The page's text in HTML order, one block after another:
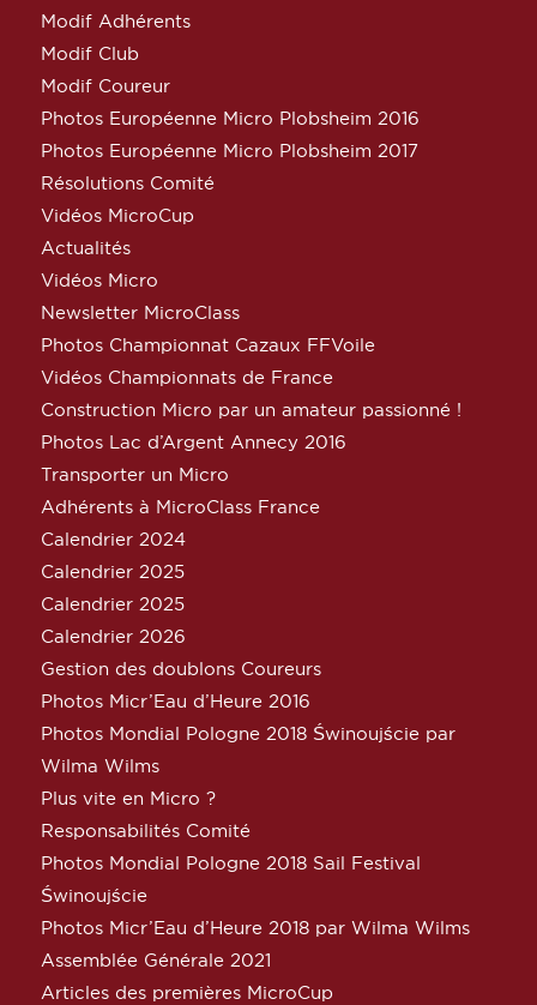
Modif Adhérents
Modif Club
Modif Coureur
Photos Européenne Micro Plobsheim 2016
Photos Européenne Micro Plobsheim 2017
Résolutions Comité
Vidéos MicroCup
Actualités
Vidéos Micro
Newsletter MicroClass
Photos Championnat Cazaux FFVoile
Vidéos Championnats de France
Construction Micro par un amateur passionné !
Photos Lac d’Argent Annecy 2016
Transporter un Micro
Adhérents à MicroClass France
Calendrier 2024
Calendrier 2025
Calendrier 2025
Calendrier 2026
Gestion des doublons Coureurs
Photos Micr’Eau d’Heure 2016
Photos Mondial Pologne 2018 Świnoujście par
Wilma Wilms
Plus vite en Micro ?
Responsabilités Comité
Photos Mondial Pologne 2018 Sail Festival
Świnoujście
Photos Micr’Eau d’Heure 2018 par Wilma Wilms
Assemblée Générale 2021
Articles des premières MicroCup